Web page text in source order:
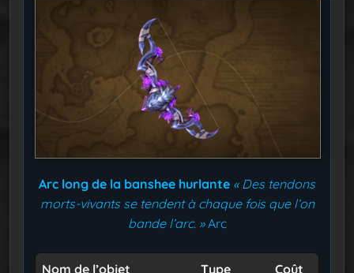
Arc long de la banshee hurlante « Des tendons
morts-vivants se tendent à chaque fois que l’on
bande l’arc. »Arc
Nom de l’objet Type Coût